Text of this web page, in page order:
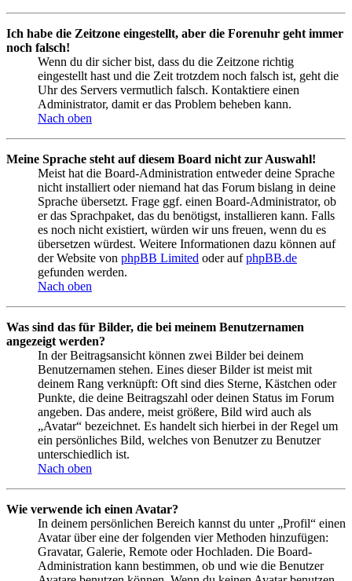
Ich habe die Zeitzone eingestellt, aber die Forenuhr geht immer
noch falsch!
Wenn du dir sicher bist, dass du die Zeitzone richtig
eingestellt hast und die Zeit trotzdem noch falsch ist, geht die
Uhr des Servers vermutlich falsch. Kontaktiere einen
Administrator, damit er das Problem beheben kann.
Nach oben
Meine Sprache steht auf diesem Board nicht zur Auswahl!
Meist hat die Board-Administration entweder deine Sprache
nicht installiert oder niemand hat das Forum bislang in deine
Sprache übersetzt. Frage ggf. einen Board-Administrator, ob
er das Sprachpaket, das du benötigst, installieren kann. Falls
es noch nicht existiert, würden wir uns freuen, wenn du es
übersetzen würdest. Weitere Informationen dazu können auf
der Website von phpBB Limited oder aufphpBB.de
gefunden werden.
Nach oben
Was sind das für Bilder, die bei meinem Benutzernamen
angezeigt werden?
In der Beitragsansicht können zwei Bilder bei deinem
Benutzernamen stehen. Eines dieser Bilder ist meist mit
deinem Rang verknüpft: Oft sind dies Sterne, Kästchen oder
Punkte, die deine Beitragszahl oder deinen Status im Forum
angeben. Das andere, meist größere, Bild wird auch als
„Avatar“ bezeichnet. Es handelt sich hierbei in der Regel um
ein persönliches Bild, welches von Benutzer zu Benutzer
unterschiedlich ist.
Nach oben
Wie verwende ich einen Avatar?
In deinem persönlichen Bereich kannst du unter „Profil“ einen
Avatar über eine der folgenden vier Methoden hinzufügen:
Gravatar, Galerie, Remote oder Hochladen. Die Board-
Administration kann bestimmen, ob und wie die Benutzer